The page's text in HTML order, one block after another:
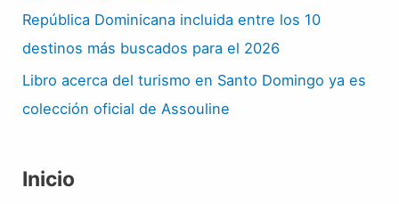
República Dominicana incluida entre los 10
destinos más buscados para el 2026
Libro acerca del turismo en Santo Domingo ya es
colección oficial de Assouline
Inicio